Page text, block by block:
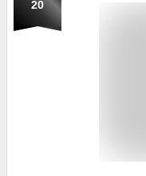
20